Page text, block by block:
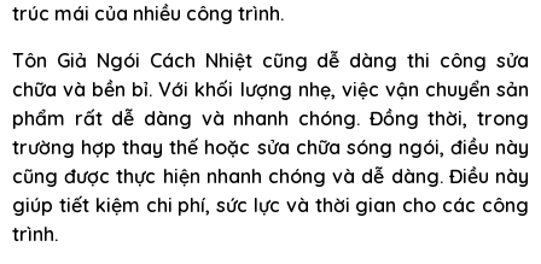
trúc mái của nhiều công trình.
Tôn Giả Ngói Cách Nhiệt cũng dễ dàng thi công sửa
chữa và bền bỉ. Với khối lượng nhẹ, việc vận chuyển sản
phẩm rất dễ dàng và nhanh chóng. Đồng thời, trong
trường hợp thay thế hoặc sửa chữa sóng ngói, điều này
cũng được thực hiện nhanh chóng và dễ dàng. Điều này
giúp tiết kiệm chi phí, sức lực và thời gian cho các công
trình.